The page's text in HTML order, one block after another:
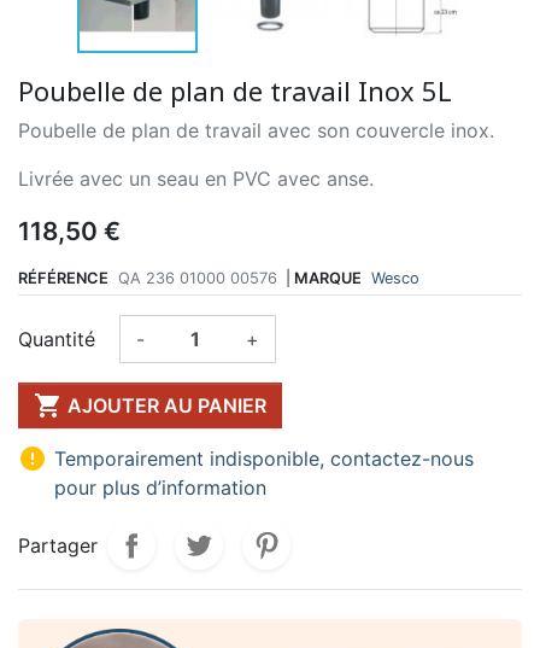
Poubelle de plan de travail Inox 5L
Poubelle de plan de travail avec son couvercle inox.
Livrée avec un seau en PVC avec anse.
118,50 €
RÉFÉRENCE QA 236 01000 00576 MARQUE Wesco
Quantité - +
 AJOUTER AU PANIER
 Temporairement indisponible, contactez-nous
pour plus d’information
Partager